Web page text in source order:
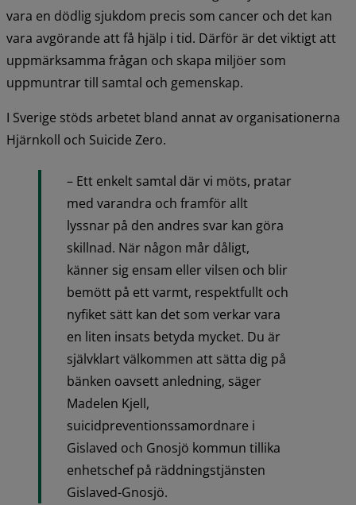
vara en dödlig sjukdom precis som cancer och det kan
vara avgörande att få hjälp i tid. Därför är det viktigt att
uppmärksamma frågan och skapa miljöer som
uppmuntrar till samtal och gemenskap.
I Sverige stöds arbetet bland annat av organisationerna
Hjärnkoll och Suicide Zero.
– Ett enkelt samtal där vi möts, pratar
med varandra och framför allt
lyssnar på den andres svar kan göra
skillnad. När någon mår dåligt,
känner sig ensam eller vilsen och blir
bemött på ett varmt, respektfullt och
nyfiket sätt kan det som verkar vara
en liten insats betyda mycket. Du är
självklart välkommen att sätta dig på
bänken oavsett anledning, säger
Madelen Kjell,
suicidpreventionssamordnare i
Gislaved och Gnosjö kommun tillika
enhetschef på räddningstjänsten
Gislaved-Gnosjö.